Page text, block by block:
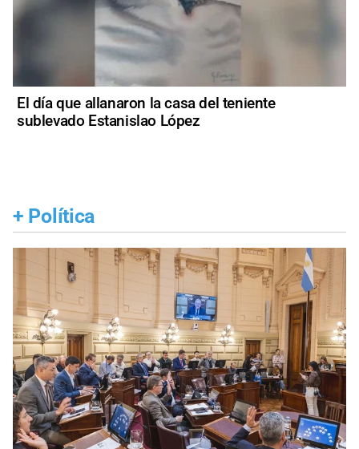
El día que allanaron la casa del teniente
sublevado Estanislao López
+ Política